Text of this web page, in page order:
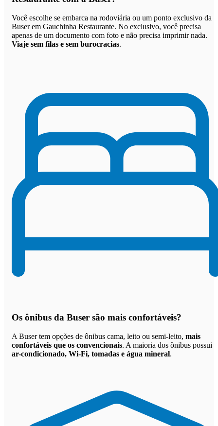
Você escolhe se embarca na rodoviária ou um ponto exclusivo da
Buser em Gauchinha Restaurante. No exclusivo, você precisa
apenas de um documento com foto e não precisa imprimir nada.
Viaje sem filas e sem burocracias.
Os ônibus da Buser são mais confortáveis?
A Buser tem opções de ônibus cama, leito ou semi-leito, mais
confortáveis que os convencionais. A maioria dos ônibus possui
ar-condicionado, Wi-Fi, tomadas e água mineral.